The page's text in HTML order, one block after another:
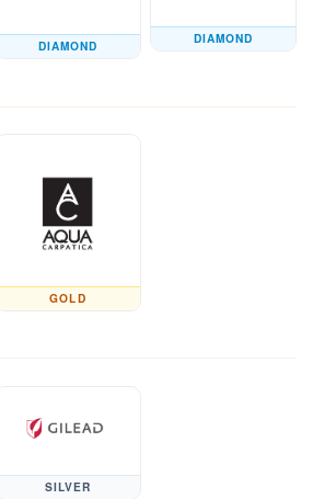
DIAMOND
DIAMOND
GOLD
SILVER